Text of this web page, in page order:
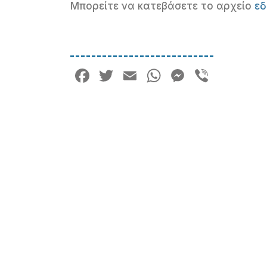
Μπορείτε να κατεβάσετε το αρχείο
Facebook
Twitter
EmailWhatsApp